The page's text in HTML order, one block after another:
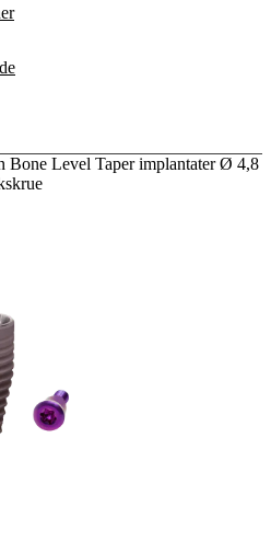
Bone Level Taper implantater Ø 4,8